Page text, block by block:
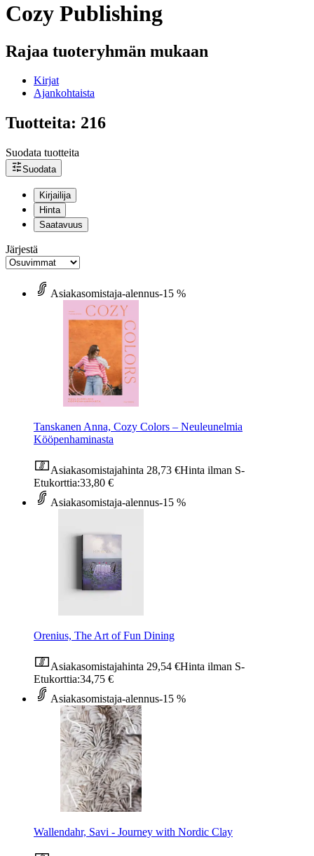
Cozy Publishing
Rajaa tuoteryhmän mukaan
Kirjat
Ajankohtaista
Tuotteita: 216
Suodata tuotteita
Suodata
Kirjailija
Hinta
Saatavuus
Järjestä
Asiakasomistaja-alennus-15 %
Tanskanen Anna, Cozy Colors – Neuleunelmia
Kööpenhaminasta
Asiakasomistajahinta 28,73 €Hinta ilman S-
Etukorttia:33,80 €
Asiakasomistaja-alennus-15 %
Orenius, The Art of Fun Dining
Asiakasomistajahinta 29,54 €Hinta ilman S-
Etukorttia:34,75 €
Asiakasomistaja-alennus-15 %
Wallendahr, Savi - Journey with Nordic Clay